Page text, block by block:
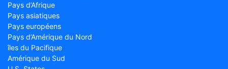
Pays d’Afrique
Pays asiatiques
Pays européens
Pays d’Amérique du Nord
îles du Pacifique
Amérique du Sud